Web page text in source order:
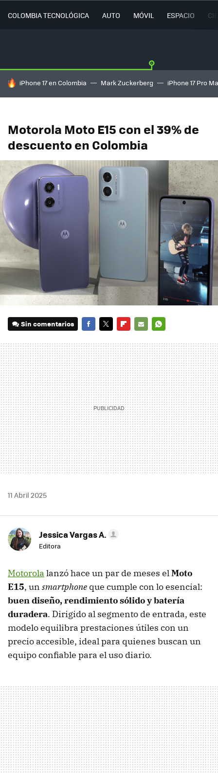
COLOMBIA TECNOLÓGICA AUTO MÓVIL ESPACIO
HOY SE HABLA DE
iPhone 17 en Colombia Mark Zuckerberg iPhone 17 Pro
Motorola Moto E15 con el 39% de
descuento en Colombia
Sin comentarios
MAIL
11 Abril 2025
Jessica Vargas A.
Editora
Motorola lanzó hace un par de meses elMoto
E15, un smartphone que cumple con lo esencial:
buen diseño, rendimiento sólido y batería
duradera. Dirigido al segmento de entrada, este
modelo equilibra prestaciones útiles con un
precio accesible, ideal para quienes buscan un
equipo confiable para el uso diario.